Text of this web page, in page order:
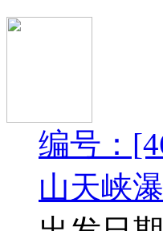
编号：
山天峡